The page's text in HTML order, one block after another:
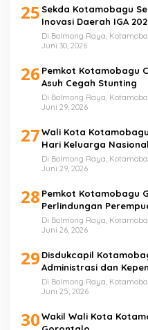
25 Sekda Kotamobagu
Inovasi Daerah IGA
Di Bolmong Raya,
Juni 30, 2026
26 Pemkot Kotamobagu
Asuh Cegah Stunting
Di Bolmong Raya,
Juni 29, 2026
27Wali Kota
Hari Keluarga
Di Bolmong Raya,
Juni 29, 2026
28 Pemkot Kotamobagu
Perlindungan
Di Bolmong Raya,
Juni 26, 2026
29 Disdukcapil
Administrasi dan
Di Bolmong Raya,
Juni 25, 2026
30Wakil Wali Kota